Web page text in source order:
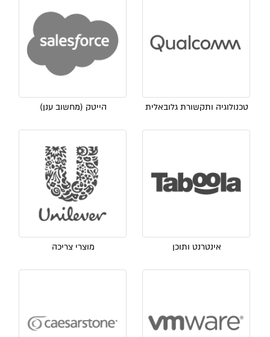
טכנולוגיה ותקשורת גלובאלית הייטק (מחשוב ענן)
אינטרנט ותוכן מוצרי צריכה